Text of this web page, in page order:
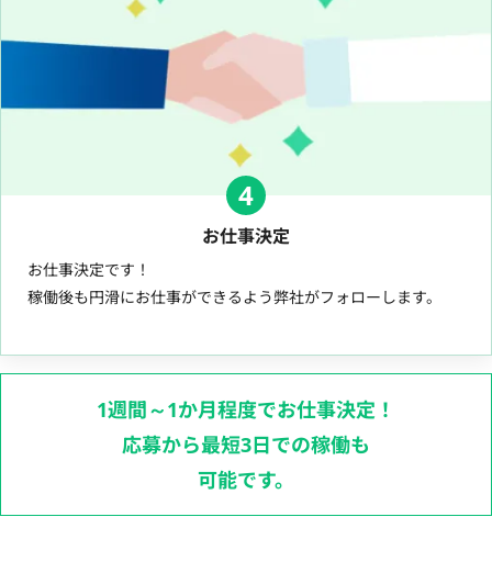
4
お仕事決定
お仕事決定です！
稼働後も円滑にお仕事ができるよう弊社がフォローします。
1週間～1か月程度でお仕事決定！
応募から最短3日での稼働も
可能です。